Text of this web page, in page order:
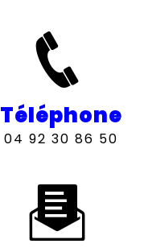
Téléphone
04 92 30 86 50